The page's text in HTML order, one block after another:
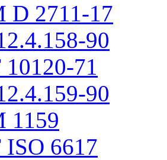
D 2711-17
90
71
90
1159
6617